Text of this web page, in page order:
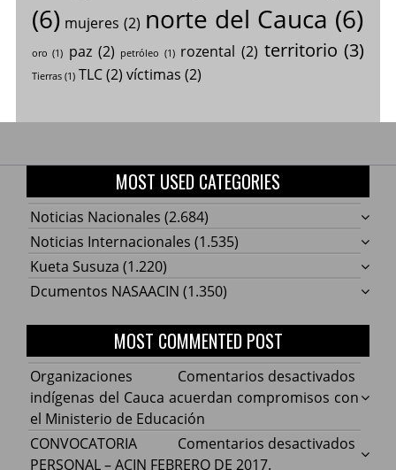
(6) mujeres (2) norte del Cauca (6)
oro (1) paz (2) petróleo (1) rozental (2) territorio (3)
Tierras(1) TLC(2) víctimas (2)
MOST USED CATEGORIES
Noticias Nacionales (2.684)
Noticias Internacionales (1.535)
Kueta Susuza (1.220)
Dcumentos NASAACIN (1.350)
MOST COMMENTED POST
Comentarios desactivados
Cauca
Organizaciones
indígenas del Cauca acuerdan compromisos con
el Ministerio de Educación
Comentarios desactivados
CONVOCATORIA
PERSONAL – ACIN FEBRERO DE 2017.